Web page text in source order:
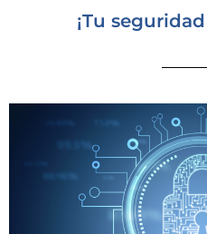
¡Tu